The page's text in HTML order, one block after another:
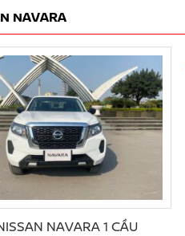
NAVARA
NAVARA 1 CẦU